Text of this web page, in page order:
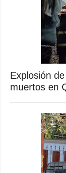
Explosión
muertos en